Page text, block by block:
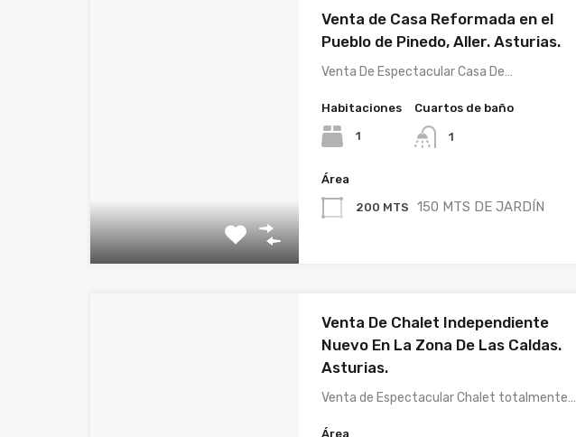
Venta de Casa Reformada en el
Pueblo de Pinedo, Aller. Asturias.
Venta De Espectacular Casa De…
Habitaciones
1
Cuartos de baño
1
Área
200 MTS 150 MTS DE JARDÍN
Venta De Chalet Independiente
Nuevo En La Zona De Las Caldas.
Asturias.
Venta de Espectacular Chalet totalmente…
Área